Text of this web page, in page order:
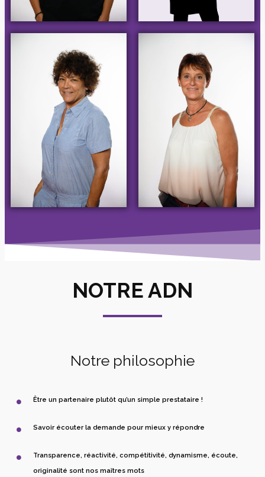
NOTRE ADN
Notre philosophie
Être un partenaire plutôt qu’un simple prestataire !
Savoir écouter la demande pour mieux y répondre
Transparence, réactivité, compétitivité, dynamisme, écoute,
originalité sont nos maîtres mots